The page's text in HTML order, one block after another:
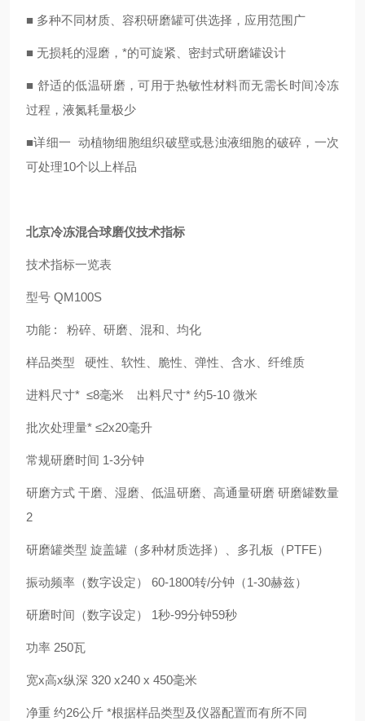
■ 多种不同材质、容积研磨罐可供选择，应用范围广
■ 无损耗的湿磨，*的可旋紧、密封式研磨罐设计
■ 舒适的低温研磨，可用于热敏性材料而无需长时间冷冻
过程，液氮耗量极少
■详细一 动植物细胞组织破壁或悬浊液细胞的破碎，一次
可处理10个以上样品
北京冷冻混合球磨仪技术指标
技术指标一览表
型号 QM100S
功能 : 粉碎、研磨、混和、均化
样品类型 硬性、软性、脆性、弹性、含水、纤维质
进料尺寸* ≤8毫米 出料尺寸* 约5-10 微米
批次处理量* ≤2x20毫升
常规研磨时间 1-3分钟
研磨方式 干磨、湿磨、低温研磨、高通量研磨 研磨罐数量
2
研磨罐类型 旋盖罐（多种材质选择）、多孔板（PTFE）
振动频率（数字设定） 60-1800转/分钟（1-30赫兹）
研磨时间（数字设定） 1秒-99分钟59秒
功率 250瓦
宽x高x纵深 320 x240 x 450毫米
净重 约26公斤 *根据样品类型及仪器配置而有所不同